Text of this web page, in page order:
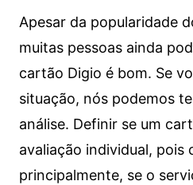
Apesar da popularidade
muitas pessoas ainda
cartão Digio é bom. Se
situação, nós podemos
análise. Definir se um
avaliação individual, pois
principalmente, se o